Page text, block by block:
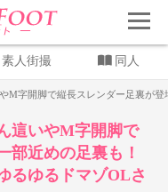
素人街撮 同人
M字開脚で縦長スレンダー足裏
這いやM字開脚で
部近めの足裏も！
るゆるドマゾOLさ